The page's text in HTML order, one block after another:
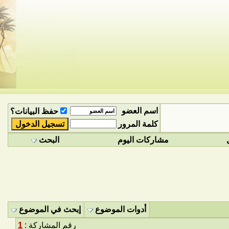
اسم العضو
حفظ البيانات؟
كلمة المرور
مشاركات اليوم البحث
أدوات الموضوع
إبحث في الموضوع
رقم المشاركة : 1